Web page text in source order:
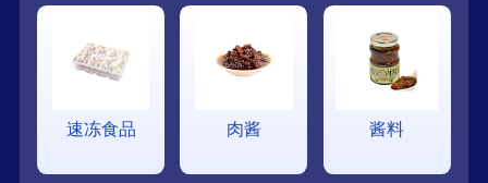
速冻食品 肉酱 酱料